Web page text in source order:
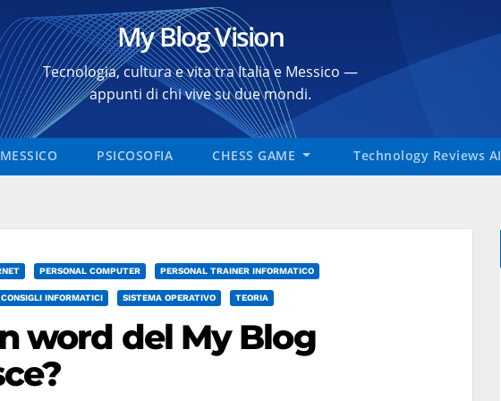
My Blog Vision
Tecnologia, cultura e vita tra Italia e Messico —
appunti di chi vive su due mondi.
MESSICO PSICOSOFIA CHESS GAME Technology Reviews AI
PERSONAL COMPUTER PERSONAL TRAINER INFORMATICO
INFORMATICI SISTEMA OPERATIVO TEORIA
word del My Blog